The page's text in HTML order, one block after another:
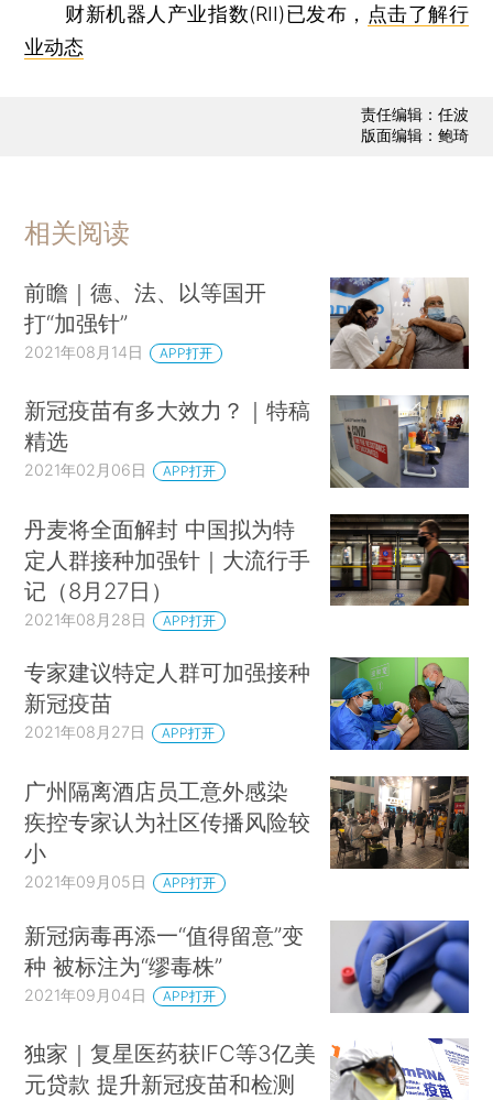
财新机器人产业指数(RII)已发布， 点击了解行
业动态
责任编辑：任波
版面编辑：鲍琦
相关阅读
前瞻｜德、法、以等国开
打“加强针”
2021年08月14日 APP打开
新冠疫苗有多大效力？｜特稿
精选
2021年02月06日 APP打开
丹麦将全面解封 中国拟为特
定人群接种加强针｜大流行手
记（8月27日）
2021年08月28日 APP打开
专家建议特定人群可加强接种
新冠疫苗
2021年08月27日 APP打开
广州隔离酒店员工意外感染
疾控专家认为社区传播风险较
小
2021年09月05日 APP打开
新冠病毒再添一“值得留意”变
种 被标注为“缪毒株”
2021年09月04日 APP打开
独家｜复星医药获IFC等3亿美
元贷款 提升新冠疫苗和检测